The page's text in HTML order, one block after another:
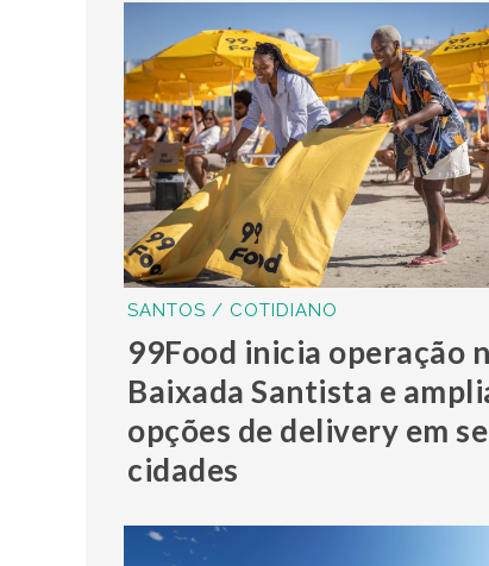
SANTOS / COTIDIANO
99Food inicia operação
Baixada Santista e
opções de delivery em
cidades